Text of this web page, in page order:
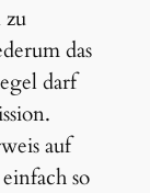
das
darf
auf
so